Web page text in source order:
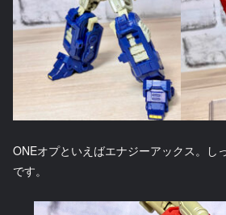
ONEオプといえばエナジーアックス。し
です。